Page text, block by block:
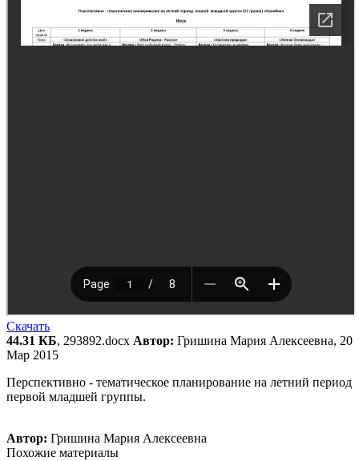
Скачать
44.31 КБ, 293892.docx Автор: Гришина Мария Алексеевна, 20
Мар 2015
Перспективно - тематическое планирование на летний период
первой младшей группы.
Автор: Гришина Мария Алексеевна
Похожие материалы